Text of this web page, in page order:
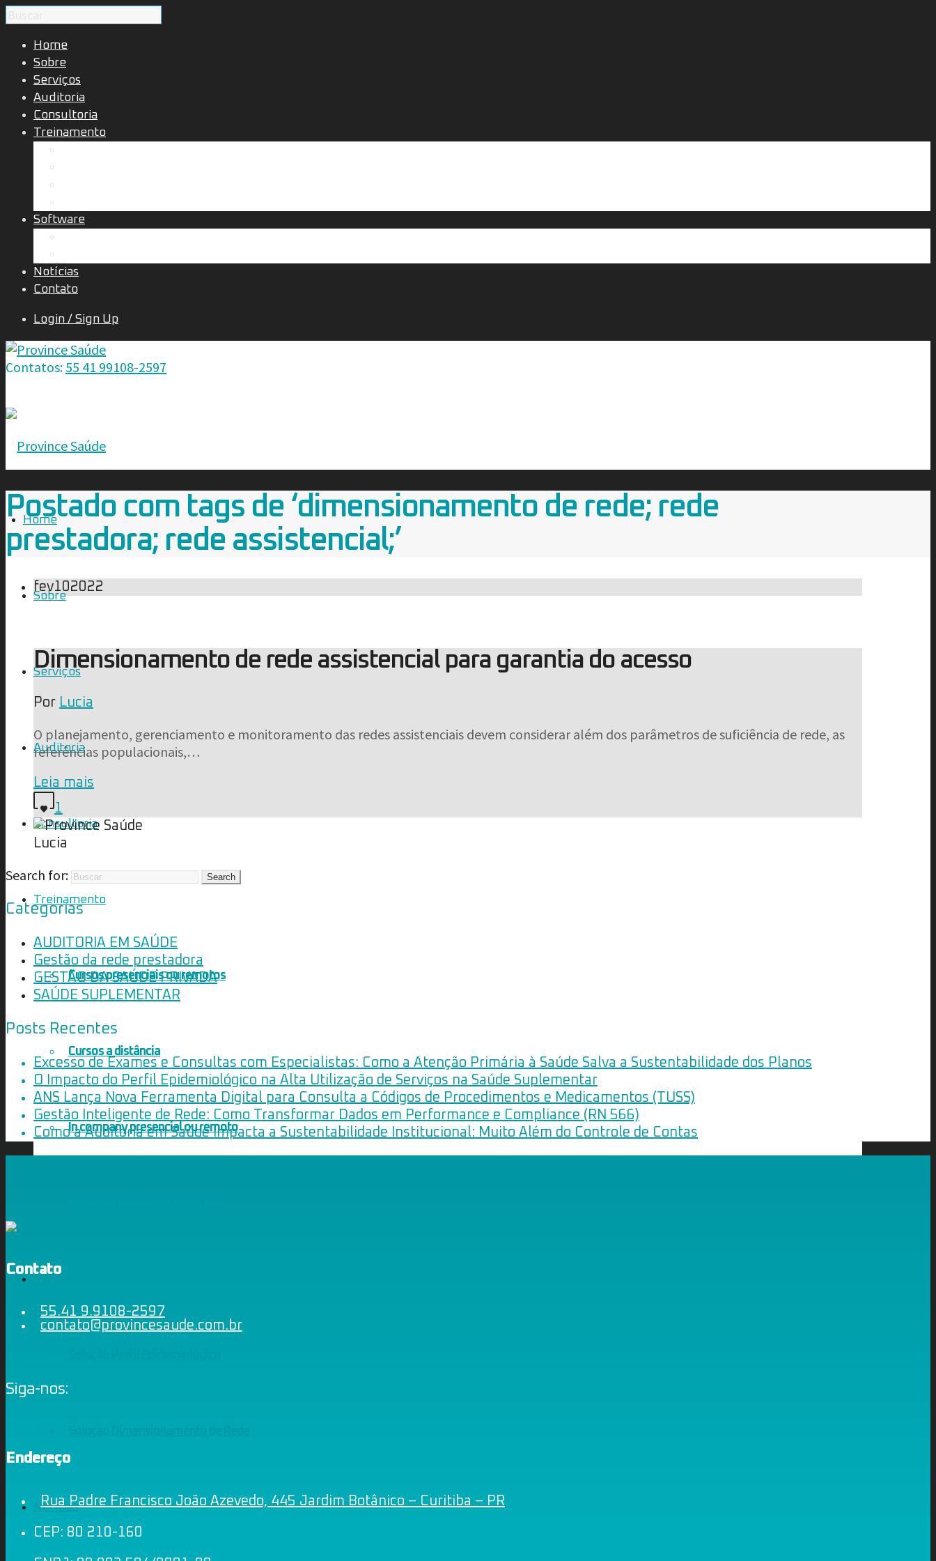
Home
Sobre
Serviços
Auditoria
Consultoria
Treinamento
Software
Notícias
Contato
Login / Sign Up
Contatos: 55 41 99108-2597
Home
Sobre
Serviços
Auditoria
Consultoria
Treinamento
Cursos presenciais ou remotos
Cursos a distância
In company presencial ou remoto
Notícias
Postado com tags de ‘dimensionamento de rede; rede
prestadora; rede assistencial;’
fev102022
Dimensionamento de rede assistencial para garantia do acesso
Por Lucia
O planejamento, gerenciamento e monitoramento das redes assistenciais devem considerar além dos parâmetros de suficiência de rede, as
referências populacionais,…
Leia mais
1
Lucia
Search for:
Categorias
AUDITORIA EM SAÚDE
Gestão da rede prestadora
GESTÃO DA SAÚDE PRIVADA
SAÚDE SUPLEMENTAR
Posts Recentes
Excesso de Exames e Consultas com Especialistas: Como a Atenção Primária à Saúde Salva a Sustentabilidade dos Planos
O Impacto do Perfil Epidemiológico na Alta Utilização de Serviços na Saúde Suplementar
ANS Lança Nova Ferramenta Digital para Consulta a Códigos de Procedimentos e Medicamentos (TUSS)
Gestão Inteligente de Rede: Como Transformar Dados em Performance e Compliance (RN 566)
Como a Auditoria em Saúde Impacta a Sustentabilidade Institucional: Muito Além do Controle de Contas
Contato
55.41 9.9108-2597
contato@provincesaude.com.br
Siga-nos:
Endereço
Rua Padre Francisco João Azevedo, 445 Jardim Botânico – Curitiba – PR
CEP: 80 210-160